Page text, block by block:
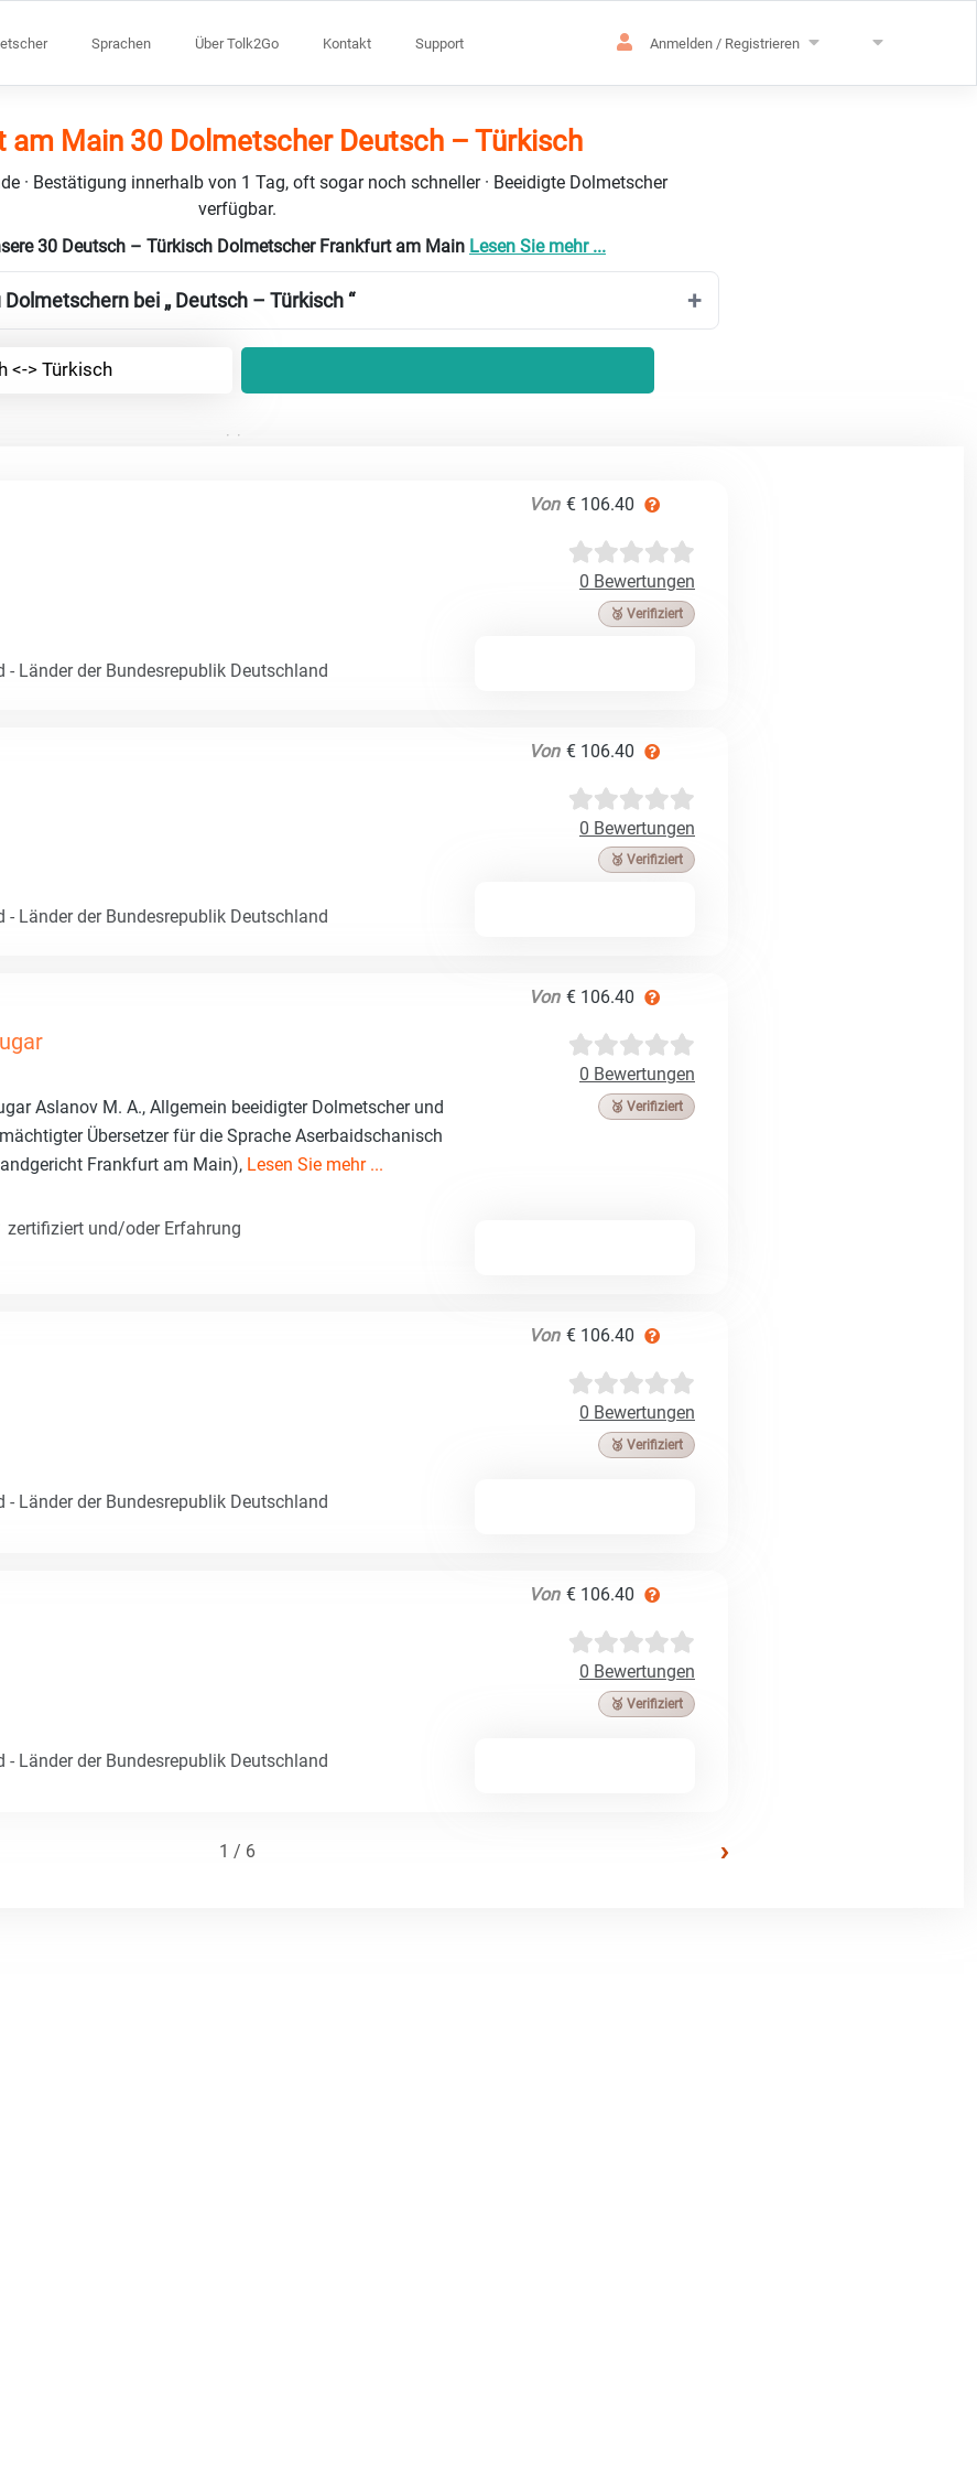
Sprachen Über Tolk2Go Kontakt Support Anmelden / Registrieren
am Main 30 Dolmetscher Deutsch – Türkisch
· Bestätigung innerhalb von 1 Tag, oft sogar noch schneller · Beeidigte Dolmetscher
verfügbar.
30 Deutsch – Türkisch Dolmetscher Frankfurt am Main Lesen Sie mehr ...
bei „ Deutsch – Türkisch “
<-> Türkisch
Von € 106.40
0 Bewertungen
🥉 Verifiziert
Länder der Bundesrepublik Deutschland
Von € 106.40
0 Bewertungen
🥉 Verifiziert
Länder der Bundesrepublik Deutschland
Von € 106.40
0 Bewertungen
🥉 Verifiziert
Aslanov M. A., Allgemein beeidigter Dolmetscher und
Übersetzer für die Sprache Aserbaidschanisch
Frankfurt am Main), Lesen Sie mehr ...
zertifiziert und/oder Erfahrung
Von € 106.40
0 Bewertungen
🥉 Verifiziert
Länder der Bundesrepublik Deutschland
Von € 106.40
0 Bewertungen
🥉 Verifiziert
Länder der Bundesrepublik Deutschland
1 / 6 ›